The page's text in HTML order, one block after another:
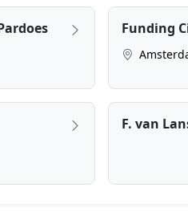
Funding
F. van